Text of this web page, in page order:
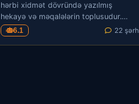
hərbi xidmət dövründə yazılmış
hekayə və məqalələrin toplusudur.
Müəllif burada hərbi…
6.1 22 şərh